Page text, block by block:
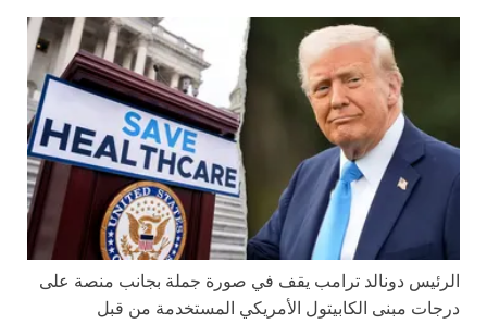
الرئيس دونالد ترامب يقف في صورة جملة بجانب منصة على
درجات مبنى الكابيتول الأمريكي المستخدمة من قبل